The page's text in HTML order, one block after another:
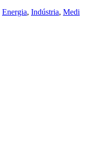
Energia, Indústria, Medi